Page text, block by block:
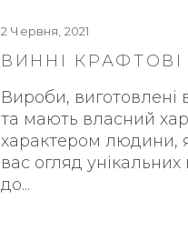
2 Червня, 2021
ВИННІ
Вироби, виготовлені
та мають власний
характером людини,
вас огляд
до